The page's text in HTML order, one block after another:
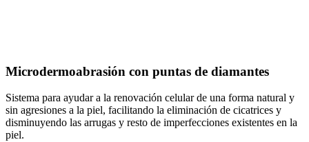
Microdermoabrasión con puntas de diamantes
Sistema para ayudar a la renovación celular de una forma natural y
sin agresiones a la piel, facilitando la eliminación de cicatrices y
disminuyendo las arrugas y resto de imperfecciones existentes en la
piel.